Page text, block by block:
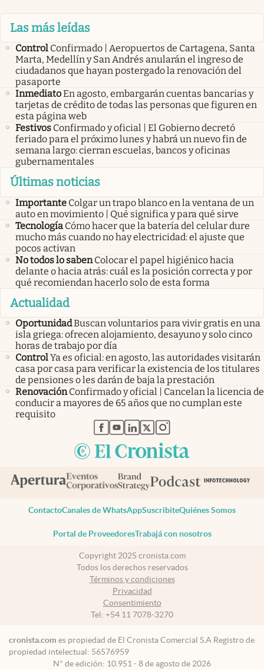
Las más leídas
Control Confirmado | Aeropuertos de Cartagena, Santa
Marta, Medellín y San Andrés anularán el ingreso de
ciudadanos que hayan postergado la renovación del
pasaporte
InmediatoEn agosto, embargarán cuentas bancarias y
tarjetas de crédito de todas las personas que figuren en
esta página web
Festivos Confirmado y oficial | El Gobierno decretó
feriado para el próximo lunes y habrá un nuevo fin de
semana largo: cierran escuelas, bancos y oficinas
gubernamentales
Últimas noticias
Importante Colgar un trapo blanco en la ventana de un
auto en movimiento | Qué significa y para qué sirve
Tecnología Cómo hacer que la batería del celular dure
mucho más cuando no hay electricidad: el ajuste que
pocos activan
No todos lo saben Colocar el papel higiénico hacia
delante o hacia atrás: cuál es la posición correcta y por
qué recomiendan hacerlo solo de esta forma
Actualidad
OportunidadBuscan voluntarios para vivir gratis en una
isla griega: ofrecen alojamiento, desayuno y solo cinco
horas de trabajo por día
ControlYa es oficial: en agosto, las autoridades visitarán
casa por casa para verificar la existencia de los titulares
de pensiones o les darán de baja la prestación
Renovación Confirmado y oficial | Cancelan la licencia de
conducir a mayores de 65 años que no cumplan este
requisito
abre en nueva pestaña
abre en nueva pestaña
abre en nueva pestaña
abre en nueva pestaña
abre en nueva pestaña
ContactoCanales de WhatsAppSuscribiteQuiénes Somos
Portal de ProveedoresTrabajá con nosotros
Copyright 2025 cronista.com
Todos los derechos reservados
Términos y condiciones
Privacidad
Consentimiento
Tel: +54 11 7078-3270
cronista.com es propiedad de El Cronista Comercial S.A Registro de
propiedad intelectual: 56576959
N° de edición: 10.951 - 8 de agosto de 2026